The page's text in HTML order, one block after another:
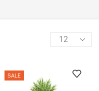
SALE